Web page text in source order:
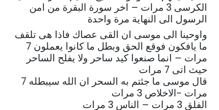
الكرسى 3 مرات – اخر سورة البقرة من امن
الرسول الى النهاية مرة واحدة
واوحينا الى موسى ان القى عصاك فاذا هى تلقف
ما يافكون فوقع الحق وبطل ما كانوا يعملون 7
مرات – انما صنعوا كيد ساحر ولا يفلح الساحر
حيث اتى 7 مرات
قال موسى ما جئتم به السحر ان الله سيبطله 7
مرات -الاخلاص 3 مرات
الفلق 3 مرات – الناس 3 مرات